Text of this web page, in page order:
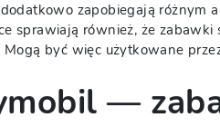
zapobiegają różnym
sprawiają również, że zabawki
być więc użytkowane
—